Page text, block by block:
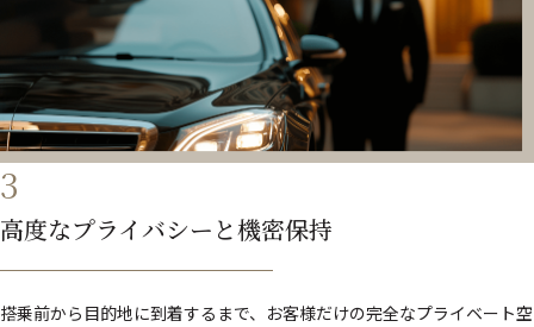
3
高度なプライバシーと機密保持
搭乗前から目的地に到着するまで、お客様だけの完全なプライベート空